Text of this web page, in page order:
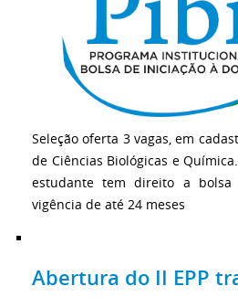
Seleção oferta 3 vagas, em
de Ciências Biológicas e
estudante tem direito a bolsa
vigência de até 24 meses
Abertura do II EPP